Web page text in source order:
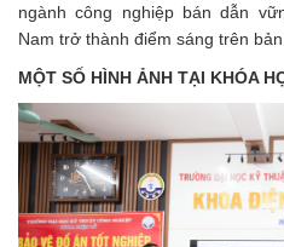
ngành công nghiệp bán dẫn
Nam trở thành điểm sáng trên
MỘT SỐ HÌNH ẢNH TẠI KHÓA